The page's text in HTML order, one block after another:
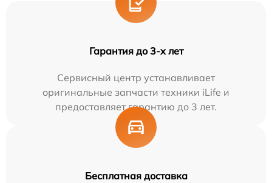
Гарантия до 3-х лет
Сервисный центр устанавливает
оригинальные запчасти техники iLife и
предоставляет гарантию до 3 лет.
Бесплатная доставка